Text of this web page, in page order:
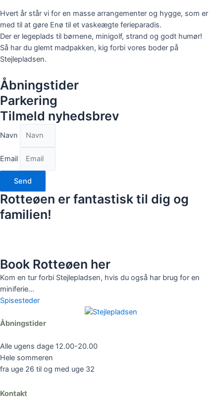
Hvert år står vi for en masse arrangementer og hygge, som er
med til at gøre Enø til et vaskeægte ferieparadis.
Der er legeplads til børnene, minigolf, strand og godt humør!
Så har du glemt madpakken, kig forbi vores boder på
Stejlepladsen.
Åbningstider
Parkering
Tilmeld nyhedsbrev
Navn
Email
Send
Rotteøen er fantastisk til dig og
familien!
Book Rotteøen her
Kom en tur forbi Stejlepladsen, hvis du også har brug for en
miniferie...
Spisesteder
Åbningstider
Alle ugens dage 12.00-20.00
Hele sommeren
fra uge 26 til og med uge 32
Kontakt